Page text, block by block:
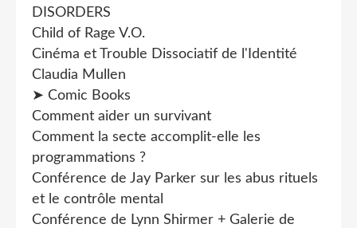
DISORDERS
Child of Rage V.O.
Cinéma et Trouble Dissociatif de l'Identité
Claudia Mullen
➤ Comic Books
Comment aider un survivant
Comment la secte accomplit-elle les
programmations ?
Conférence de Jay Parker sur les abus rituels
et le contrôle mental
Conférence de Lynn Shirmer + Galerie de